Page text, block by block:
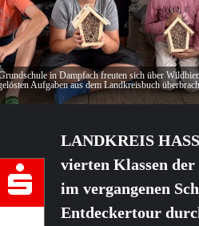
in Dampfach freuten sich über
Aufgaben aus dem Landkreisbuch
LANDKREIS
vierten Klassen der
im vergangenen
Entdeckertour